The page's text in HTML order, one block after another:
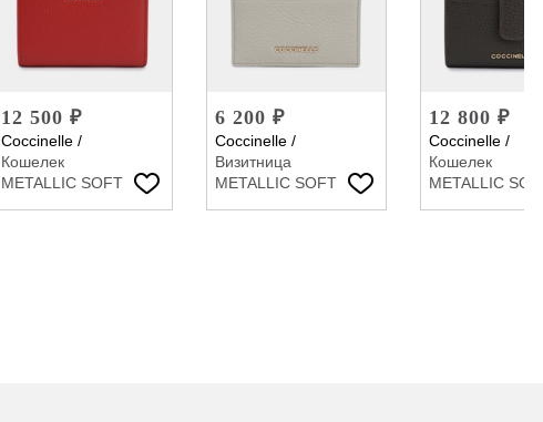
12 500 ₽
Coccinelle /
Кошелек
METALLIC SOFT
6 200 ₽
Coccinelle /
Визитница
METALLIC SOFT
12 800 ₽
Coccinelle /
Кошелек
METALLIC SOFT